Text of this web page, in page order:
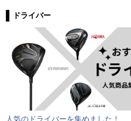
ドライバー
人気のドライバーを集めました！